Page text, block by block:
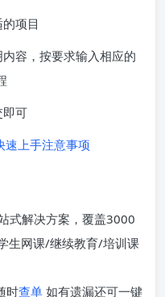
项目
容，按要求输入相应的
即可
速上手注意事项
式解决方案，覆盖3000
生网课/继续教育/培训课
时查单 如有遗漏还可一键